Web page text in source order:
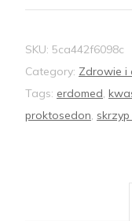
SKU: 5ca442f6098c
Category: Zdrowie i
Tags: erdomed,
proktosedon,